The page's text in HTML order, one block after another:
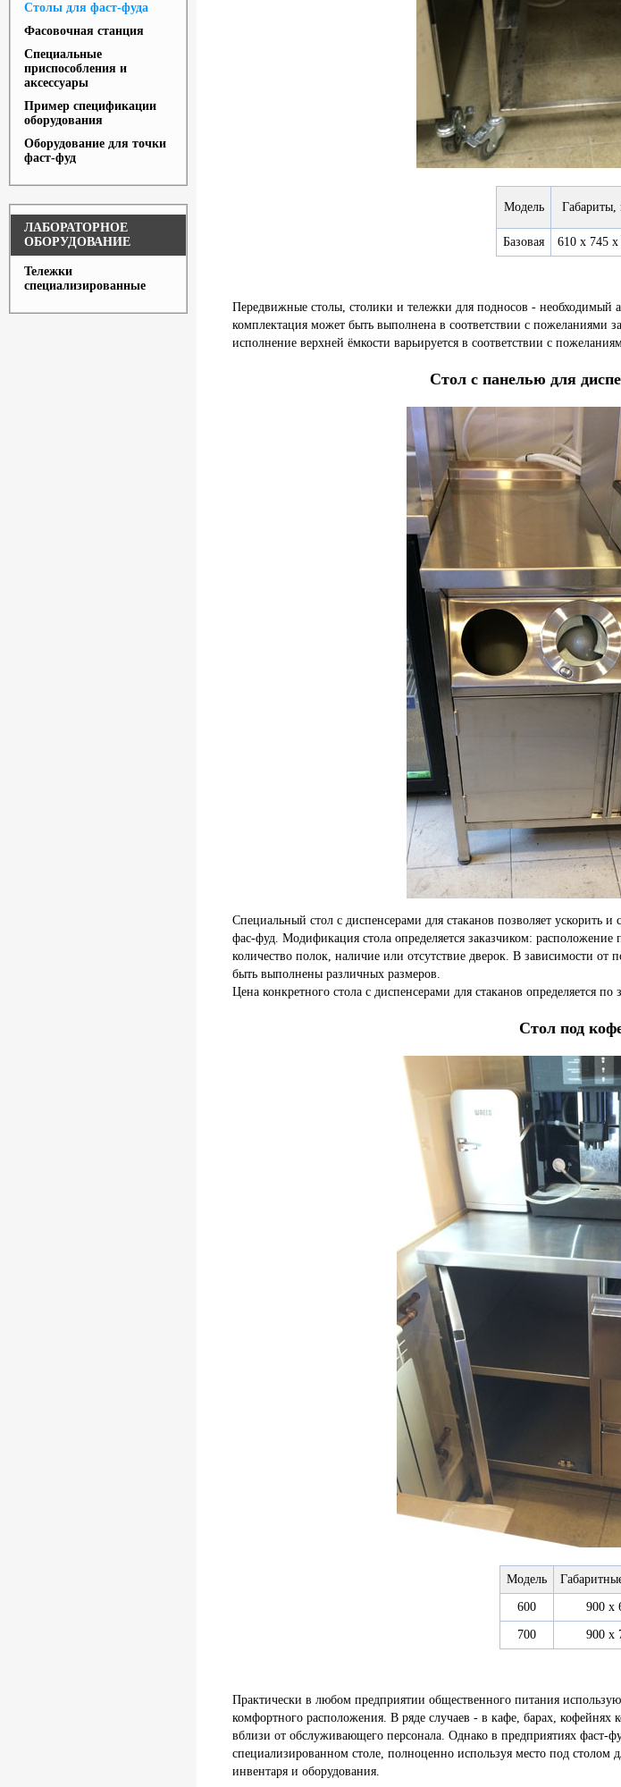
Столы для фаст-фуда
Фасовочная станция
Специальные
приспособления и
аксессуары
Пример спецификации
оборудования
Оборудование для точки
фаст-фуд
ЛАБОРАТОРНОЕ
ОБОРУДОВАНИЕ
Тележки
специализированные
Модель
Базовая 610 х 745 х
Передвижные столы, столики и тележки для подносов - необходимый
комплектация может быть выполнена в соответствии с пожеланиями
исполнение верхней ёмкости варьируется в соответствии с
Стол с панелью для
Специальный стол с диспенсерами для стаканов позволяет ускорить
фас-фуд. Модификация стола определяется заказчиком: расположение
количество полок, наличие или отсутствие дверок. В зависимости от
быть выполнены различных размеров.
Цена конкретного стола с диспенсерами для стаканов определяется по
Стол под
Модель
600 900 х
700 900 х
Практически в любом предприятии общественного питания
комфортного расположения. В ряде случаев - в кафе, барах,
вблизи от обслуживающего персонала. Однако в предприятиях фаст-
специализированном столе, полноценно используя место под столом
инвентаря и оборудования.